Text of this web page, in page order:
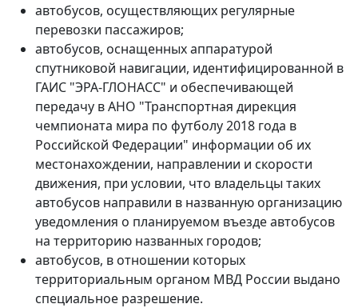
автобусов, осуществляющих регулярные
перевозки пассажиров;
автобусов, оснащенных аппаратурой
спутниковой навигации, идентифицированной в
ГАИС "ЭРА-ГЛОНАСС" и обеспечивающей
передачу в АНО "Транспортная дирекция
чемпионата мира по футболу 2018 года в
Российской Федерации" информации об их
местонахождении, направлении и скорости
движения, при условии, что владельцы таких
автобусов направили в названную организацию
уведомления о планируемом въезде автобусов
на территорию названных городов;
автобусов, в отношении которых
территориальным органом МВД России выдано
специальное разрешение.